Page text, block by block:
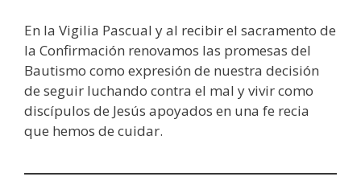
En la Vigilia Pascual y al recibir el sacramento de
la Confirmación renovamos las promesas del
Bautismo como expresión de nuestra decisión
de seguir luchando contra el mal y vivir como
discípulos de Jesús apoyados en una fe recia
que hemos de cuidar.